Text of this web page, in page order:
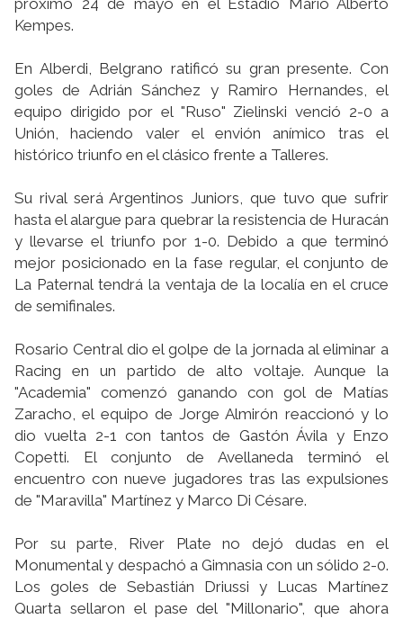
próximo 24 de mayo en el Estadio Mario Alberto
Kempes.
En Alberdi, Belgrano ratificó su gran presente. Con
goles de Adrián Sánchez y Ramiro Hernandes, el
equipo dirigido por el "Ruso" Zielinski venció 2-0 a
Unión, haciendo valer el envión anímico tras el
histórico triunfo en el clásico frente a Talleres.
Su rival será Argentinos Juniors, que tuvo que sufrir
hasta el alargue para quebrar la resistencia de Huracán
y llevarse el triunfo por 1-0. Debido a que terminó
mejor posicionado en la fase regular, el conjunto de
La Paternal tendrá la ventaja de la localía en el cruce
de semifinales.
Rosario Central dio el golpe de la jornada al eliminar a
Racing en un partido de alto voltaje. Aunque la
"Academia" comenzó ganando con gol de Matías
Zaracho, el equipo de Jorge Almirón reaccionó y lo
dio vuelta 2-1 con tantos de Gastón Ávila y Enzo
Copetti. El conjunto de Avellaneda terminó el
encuentro con nueve jugadores tras las expulsiones
de "Maravilla" Martínez y Marco Di Césare.
Por su parte, River Plate no dejó dudas en el
Monumental y despachó a Gimnasia con un sólido 2-0.
Los goles de Sebastián Driussi y Lucas Martínez
Quarta sellaron el pase del "Millonario", que ahora